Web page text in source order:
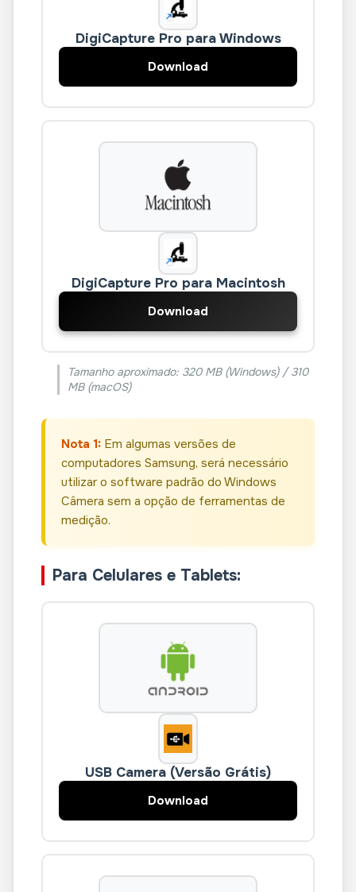
DigiCapture Pro para Windows
Download
DigiCapture Pro para Macintosh
Download
Tamanho aproximado: 320 MB (Windows) / 310
MB (macOS)
Nota 1: Em algumas versões de
computadores Samsung, será necessário
utilizar o software padrão do Windows
Câmera sem a opção de ferramentas de
medição.
Para Celulares e Tablets:
USB Camera (Versão Grátis)
Download